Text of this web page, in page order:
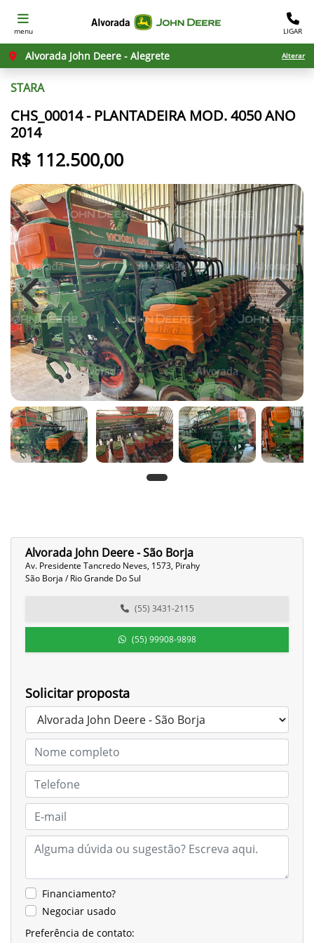
menu LIGAR
Alvorada John Deere - Alegrete Alterar
STARA
CHS_00014 - PLANTADEIRA MOD. 4050 ANO
2014
R$ 112.500,00
Previous Next
Alvorada John Deere - São Borja
Av. Presidente Tancredo Neves, 1573, Pirahy
São Borja / Rio Grande Do Sul
(55) 3431-2115
(55) 99908-9898
Solicitar proposta
Financiamento?
Negociar usado
Preferência de contato: